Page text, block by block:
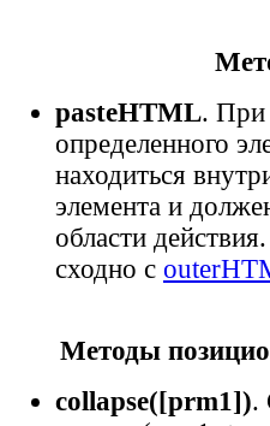
pasteHTML. При
определенного
находиться
элемента и
области
сходно с
Методы
collapse([prm1]).